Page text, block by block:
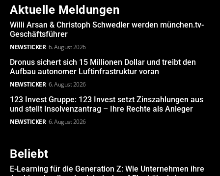
Aktuelle Meldungen
Willi Arsan & Christoph Schwedler werden münchen.tv-
Geschäftsführer
NEWSTICKER 6. August 2026
Dronus sichert sich 15 Millionen Dollar und treibt den
Aufbau autonomer Luftinfrastruktur voran
NEWSTICKER 6. August 2026
123 Invest Gruppe: 123 Invest setzt Zinszahlungen aus
und stellt Insolvenzantrag – Ihre Rechte als Anleger
NEWSTICKER 6. August 2026
Beliebt
E-Learning für die Generation Z: Wie Unternehmen ihre